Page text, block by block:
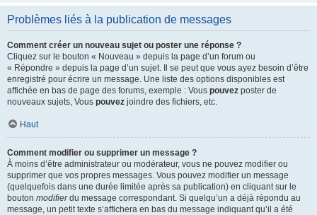
Problèmes liés à la publication de messages
Comment créer un nouveau sujet ou poster une réponse ?
Cliquez sur le bouton « Nouveau » depuis la page d’un forum ou
« Répondre » depuis la page d’un sujet. Il se peut que vous ayez besoin d’être
enregistré pour écrire un message. Une liste des options disponibles est
affichée en bas de page des forums, exemple : Vous pouvez poster de
nouveaux sujets, Vous pouvez joindre des fichiers, etc.
Haut
Comment modifier ou supprimer un message ?
À moins d’être administrateur ou modérateur, vous ne pouvez modifier ou
supprimer que vos propres messages. Vous pouvez modifier un message
(quelquefois dans une durée limitée après sa publication) en cliquant sur le
bouton modifierdu message correspondant. Si quelqu’un a déjà répondu au
message, un petit texte s’affichera en bas du message indiquant qu’il a été